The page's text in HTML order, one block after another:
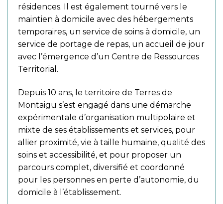
résidences. Il est également tourné vers le
maintien à domicile avec des hébergements
temporaires, un service de soins à domicile, un
service de portage de repas, un accueil de jour
avec l’émergence d’un Centre de Ressources
Territorial.
Depuis 10 ans, le territoire de Terres de
Montaigu s’est engagé dans une démarche
expérimentale d’organisation multipolaire et
mixte de ses établissements et services, pour
allier proximité, vie à taille humaine, qualité des
soins et accessibilité, et pour proposer un
parcours complet, diversifié et coordonné
pour les personnes en perte d’autonomie, du
domicile à l’établissement.